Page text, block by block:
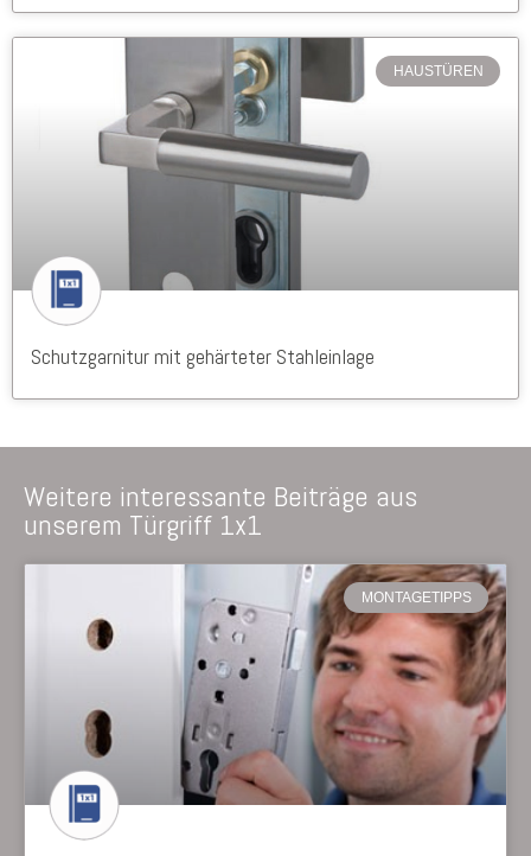
HAUSTÜREN
Schutzgarnitur mit gehärteter Stahleinlage
Weitere interessante Beiträge aus
unserem Türgriff 1x1
MONTAGETIPPS